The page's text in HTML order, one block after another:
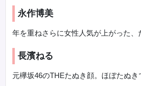
永作博美
年を重ねさらに女性人気が上がった、
長濱ねる
元欅坂46のTHEたぬき顔。ほぼたぬき